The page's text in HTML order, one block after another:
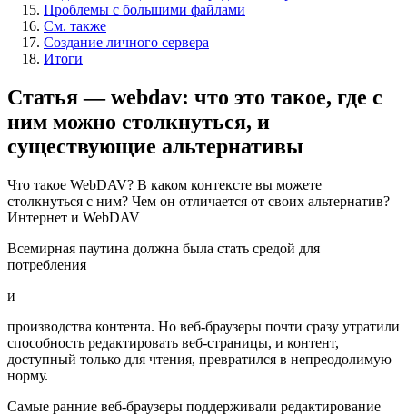
Проблемы с большими файлами
См. также
Создание личного сервера
Итоги
Статья — webdav: что это такое, где с
ним можно столкнуться, и
существующие альтернативы
Что такое WebDAV? В каком контексте вы можете
столкнуться с ним? Чем он отличается от своих альтернатив?
Интернет и WebDAV
Всемирная паутина должна была стать средой для
потребления
и
производства контента. Но веб-браузеры почти сразу утратили
способность редактировать веб-страницы, и контент,
доступный только для чтения, превратился в непреодолимую
норму.
Самые ранние веб-браузеры поддерживали редактирование